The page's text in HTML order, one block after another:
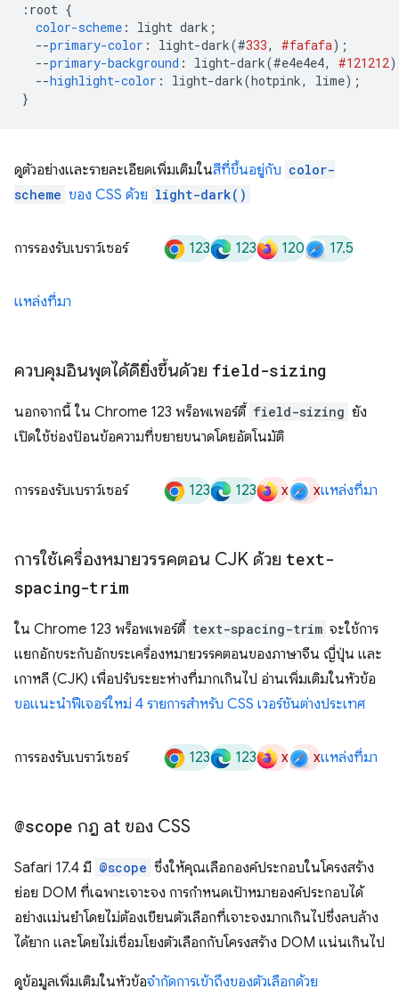
: root {
color-scheme : light dark ;
--primary-color : light-dark(#333, #fafafa);
--primary-background : light-dark(#e4e4e4, #121212
--highlight-color : light-dark(hotpink, lime);
}
ดูตัวอย่างและรายละเอียดเพิ่มเติมในสีที่ขึ้นอยู่กับ color-
scheme ของ CSS ด้วย light-dark()
การรองรับเบราว์เซอร์ 123 123 120 17.5
แหล่งที่มา
ควบคุมอินพุตได้ดียิ่งขึ้นด้วย field-sizing
นอกจากนี้ ใน Chrome 123 พร็อพเพอร์ตี้ field-sizing ยัง
เปิดใช้ช่องป้อนข้อความที่ขยายขนาดโดยอัตโนมัติ
การรองรับเบราว์เซอร์ 123 123 x xแหล่งที่มา
การใช้เครื่องหมายวรรคตอน CJK ด้วย text-
spacing-trim
ใน Chrome 123 พร็อพเพอร์ตี้ text-spacing-trim จะใช้การ
แยกอักขระกับอักขระเครื่องหมายวรรคตอนของภาษาจีน ญี่ปุ่น และ
เกาหลี (CJK) เพื่อปรับระยะห่างที่มากเกินไป อ่านเพิ่มเติมในหัวข้อ
ขอแนะนำฟีเจอร์ใหม่ 4 รายการสำหรับ CSS เวอร์ชันต่างประเทศ
การรองรับเบราว์เซอร์ 123 123 x xแหล่งที่มา
@scope กฎ at ของ CSS
Safari 17.4 มี @scope ซึ่งให้คุณเลือกองค์ประกอบในโครงสร้าง
ย่อย DOM ที่เฉพาะเจาะจง การกำหนดเป้าหมายองค์ประกอบได้
อย่างแม่นยำโดยไม่ต้องเขียนตัวเลือกที่เจาะจงมากเกินไปซึ่งลบล้าง
ได้ยาก และโดยไม่เชื่อมโยงตัวเลือกกับโครงสร้าง DOM แน่นเกินไป
ดูข้อมูลเพิ่มเติมในหัวข้อจํากัดการเข้าถึงของตัวเลือกด้วย